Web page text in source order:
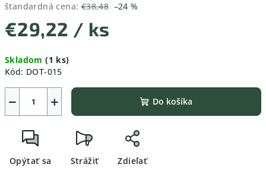
štandardná cena: €38,48 –24 %
€29,22 / ks
cena:
Skladom(1 ks)
Kód: DOT-015
+
− Do košíka
Opýtať sa Strážiť Zdieľať